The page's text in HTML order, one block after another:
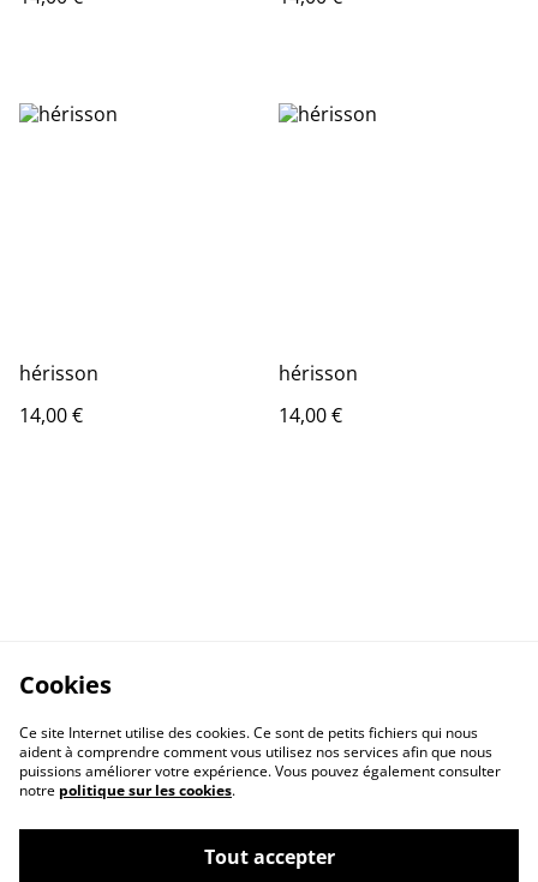
hérisson
14,00 €
hérisson
14,00 €
Contactez-nous
Politique de
Politique de cookies
Cookies
Ce site Internet utilise des cookies. Ce sont de petits fichiers qui nous
aident à comprendre comment vous utilisez nos services afin que nous
puissions améliorer votre expérience. Vous pouvez également consulter
notre politique sur les cookies.
Tout accepter